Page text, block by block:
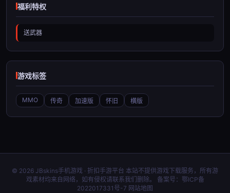
福利特权
送武器
游戏标签
MMO 传奇 加速版 怀旧 横版
© 2026 JBskins手机游戏 · 折扣手游平台 本站不提供游戏下载服务，所有游
戏素材均来自网络，如有侵权请联系我们删除。 备案号： 鄂ICP备
2022017331号-7 网站地图